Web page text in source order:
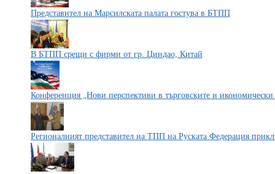
Представител на Марсилската палата гостува в БТПП
В БТПП срещи с фирми от гр. Циндао, Китай
Конференция „Нови перспективи в търговските и
Регионалният представител на ТПП на Руската Федерация